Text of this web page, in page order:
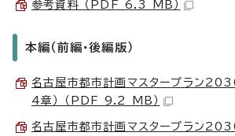
参考資料 （PDF 6.3 MB）
本編（前編・後編版）
名古屋市都市計画マスタープラン
4章） （PDF 9.2 MB）
名古屋市都市計画マスタープラン